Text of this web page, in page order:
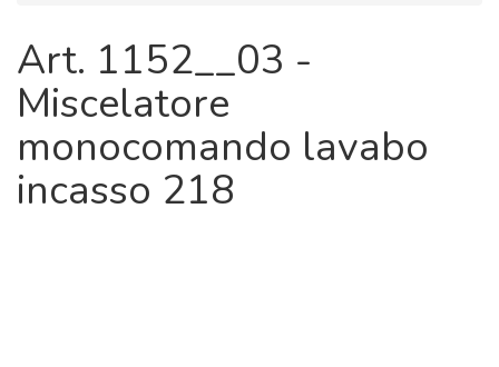
Art. 1152__03 -
Miscelatore
monocomando lavabo
incasso 218